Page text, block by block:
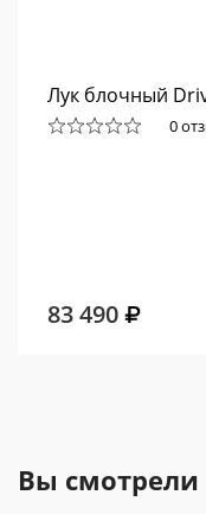
Лук блочный
0
83 490
Вы смотрели